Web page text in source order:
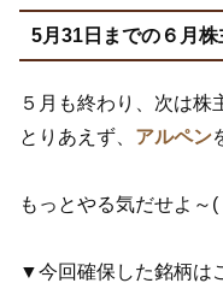
5月31日までの６月
５月も終わり、次は株
とりあえず、 アルペン
もっとやる気だせよ～(
▼今回確保した銘柄は